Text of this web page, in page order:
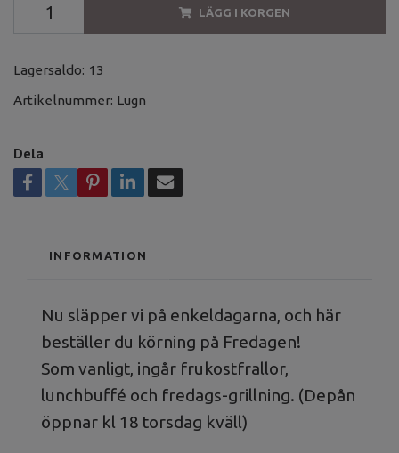
LÄGG I KORGEN
Lagersaldo: 13
Artikelnummer: Lugn
Dela
INFORMATION
Nu släpper vi på enkeldagarna, och här
beställer du körning på Fredagen!
Som vanligt, ingår frukostfrallor,
lunchbuffé och fredags-grillning. (Depån
öppnar kl 18 torsdag kväll)